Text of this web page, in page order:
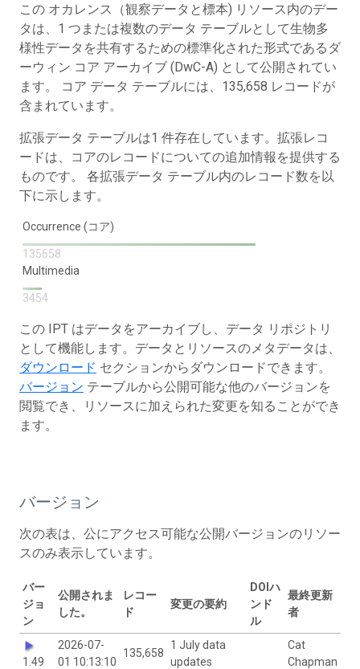
この オカレンス（観察データと標本) リソース内のデー
タは、1 つまたは複数のデータ テーブルとして生物多
様性データを共有するための標準化された形式であるダ
ーウィン コア アーカイブ (DwC-A) として公開されてい
ます。 コア データ テーブルには、135,658 レコードが
含まれています。
拡張データ テーブルは1 件存在しています。拡張レコ
ードは、コアのレコードについての追加情報を提供する
ものです。 各拡張データ テーブル内のレコード数を以
下に示します。
Occurrence (コア)
135658
Multimedia
3454
この IPT はデータをアーカイブし、データ リポジトリ
として機能します。データとリソースのメタデータは、
ダウンロード セクションからダウンロードできます。
バージョン テーブルから公開可能な他のバージョンを
閲覧でき、リソースに加えられた変更を知ることができ
ます。
バージョン
次の表は、公にアクセス可能な公開バージョンのリソー
スのみ表示しています。
バー
ジョ
ン
公開されま
した。
レコー
ド
変更の要約
DOIハ
ンド
ル
最終更新
者
1.49
2026-07-
01 10:13:10
135,658
1 July data
updates
Cat
Chapman